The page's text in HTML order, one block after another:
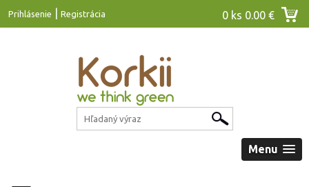
Prihlásenie Registrácia 0 ks 0.00 €
Menu